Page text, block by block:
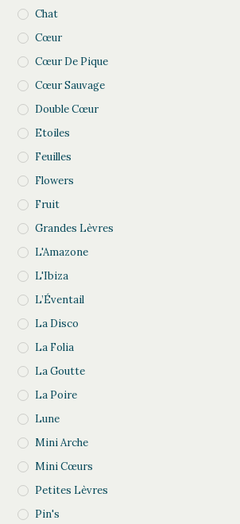
Chat
Cœur
Cœur De Pique
Cœur Sauvage
Double Cœur
Etoiles
Feuilles
Flowers
Fruit
Grandes Lèvres
L'Amazone
L'Ibiza
L’Éventail
La Disco
La Folia
La Goutte
La Poire
Lune
Mini Arche
Mini Cœurs
Petites Lèvres
Pin's